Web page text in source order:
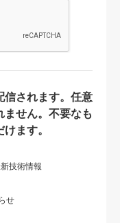
信されます。任意
せん。不要なも
ます。
技術情報
せ